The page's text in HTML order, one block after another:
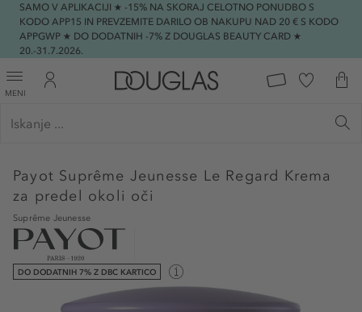
SAMO V APLIKACIJI ★ -15% NA SKORAJ CELOTNO PONUDBO S
KODO APP15 IN PREVZEMITE DARILO OB NAKUPU NAD 20 € S KODO
APPGWP ★ DO DODATNIH -7% Z DOUGLAS BEAUTY CARD ★
20.-31.7.2026.
MENI
Payot Suprême Jeunesse Le Regard Krema
za predel okoli oči
Suprême Jeunesse
DO DODATNIH 7% Z DBC KARTICO